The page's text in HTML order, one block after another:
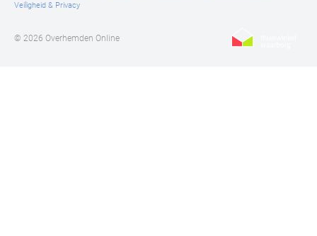
Veiligheid & Privacy
© 2026 Overhemden Online